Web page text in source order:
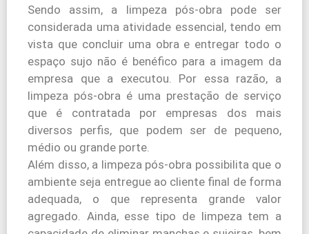
Sendo assim, a limpeza pós-obra pode ser
considerada uma atividade essencial, tendo em
vista que concluir uma obra e entregar todo o
espaço sujo não é benéfico para a imagem da
empresa que a executou. Por essa razão, a
limpeza pós-obra é uma prestação de serviço
que é contratada por empresas dos mais
diversos perfis, que podem ser de pequeno,
médio ou grande porte.
Além disso, a limpeza pós-obra possibilita que o
ambiente seja entregue ao cliente final de forma
adequada, o que representa grande valor
agregado. Ainda, esse tipo de limpeza tem a